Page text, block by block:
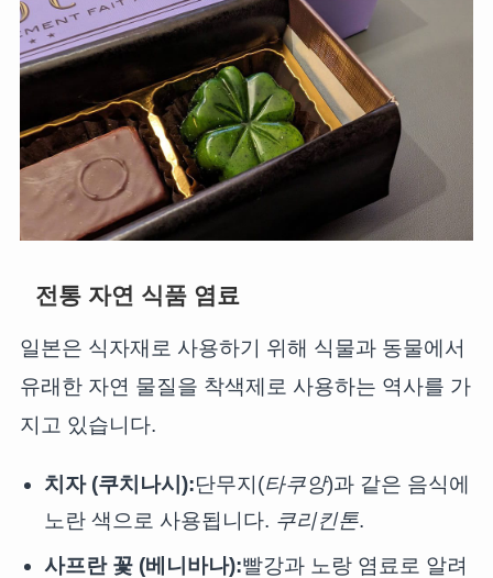
전통 자연 식품 염료
일본은 식자재로 사용하기 위해 식물과 동물에서
유래한 자연 물질을 착색제로 사용하는 역사를 가
지고 있습니다.
치자 (쿠치나시):단무지(타쿠앙)과 같은 음식에
노란 색으로 사용됩니다. 쿠리킨톤.
사프란 꽃 (베니바나):빨강과 노랑 염료로 알려